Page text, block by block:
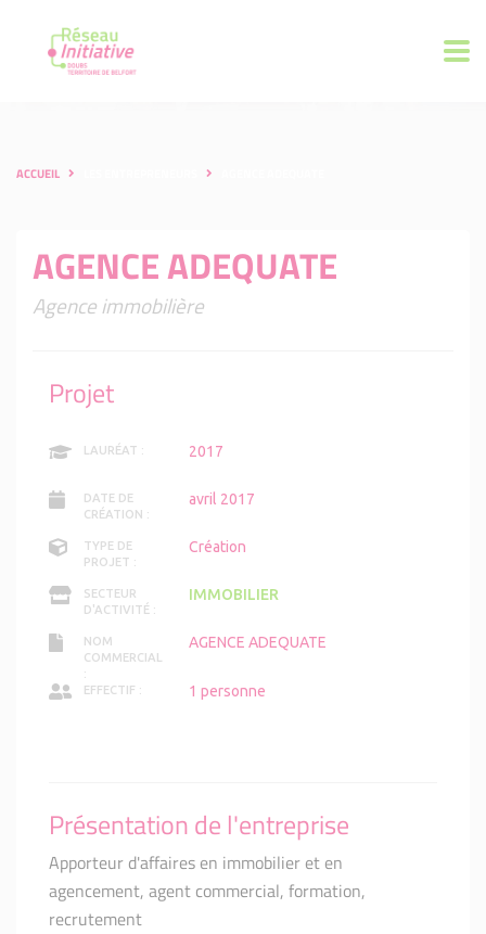
ACCUEIL
AGENCE ADEQUATE
Agence immobilière
Projet
LAURÉAT : 2017
DATE DE
CRÉATION :
avril 2017
TYPE DE
PROJET :
Création
SECTEUR
D'ACTIVITÉ :
IMMOBILIER
NOM
COMMERCIAL
:
AGENCE ADEQUATE
EFFECTIF : 1 personne
Présentation de l'entreprise
Apporteur d'affaires en immobilier et en
agencement, agent commercial, formation,
recrutement